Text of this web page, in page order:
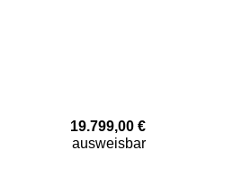
19.799,00 €
ausweisbar